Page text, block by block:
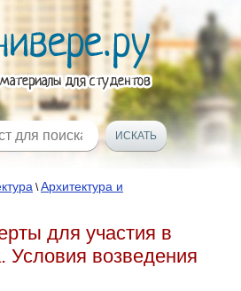
\Архитектура и
для участия в
Условия возведения